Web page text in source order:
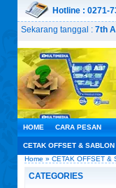
Sekarang tanggal : 7th
HOME CARA PESAN
CETAK OFFSET & SABLON
Home » CETAK OFFSET &
CATEGORIES
Hotline : 0271-